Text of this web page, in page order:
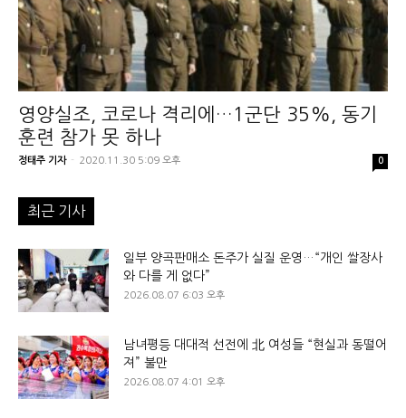
영양실조, 코로나 격리에…1군단 35%, 동기
훈련 참가 못 하나
정태주 기자 - 2020.11.30 5:09 오후 0
최근 기사
일부 양곡판매소 돈주가 실질 운영…“개인 쌀장사
와 다를 게 없다”
2026.08.07 6:03 오후
남녀평등 대대적 선전에 北 여성들 “현실과 동떨어
져” 불만
2026.08.07 4:01 오후